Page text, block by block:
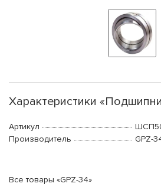
Характеристики
Артикул
Производитель
GPZ-
Все товары «GPZ-34»